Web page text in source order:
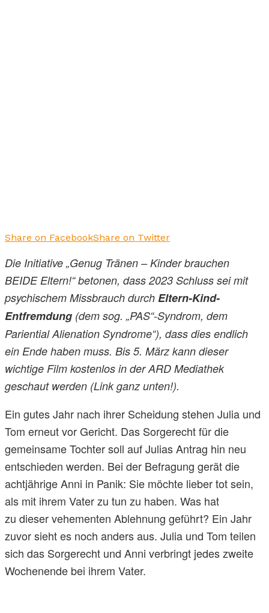
Share on FacebookShare on Twitter
Die Initiative „Genug Tränen – Kinder brauchen
BEIDE Eltern!“ betonen, dass 2023 Schluss sei mit
psychischem Missbrauch durch Eltern-Kind-
Entfremdung (dem sog. „PAS“-Syndrom, dem
Pariential Alienation Syndrome“), dass dies endlich
ein Ende haben muss. Bis 5. März kann dieser
wichtige Film kostenlos in der ARD Mediathek
geschaut werden (Link ganz unten!).
Ein gutes Jahr nach ihrer Scheidung stehen Julia und
Tom erneut vor Gericht. Das Sorgerecht für die
gemeinsame Tochter soll auf Julias Antrag hin neu
entschieden werden. Bei der Befragung gerät die
achtjährige Anni in Panik: Sie möchte lieber tot sein,
als mit ihrem Vater zu tun zu haben. Was hat
zu dieser vehementen Ablehnung geführt? Ein Jahr
zuvor sieht es noch anders aus. Julia und Tom teilen
sich das Sorgerecht und Anni verbringt jedes zweite
Wochenende bei ihrem Vater.